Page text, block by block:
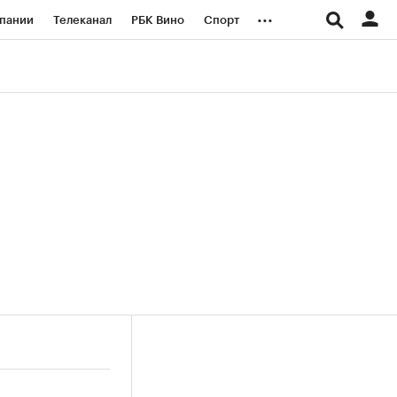
Телеканал РБК Вино Спорт ...